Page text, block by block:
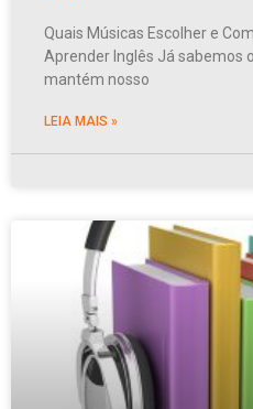
Quais Músicas Escolher e
Aprender Inglês Já sabemos
mantém nosso
LEIA MAIS »